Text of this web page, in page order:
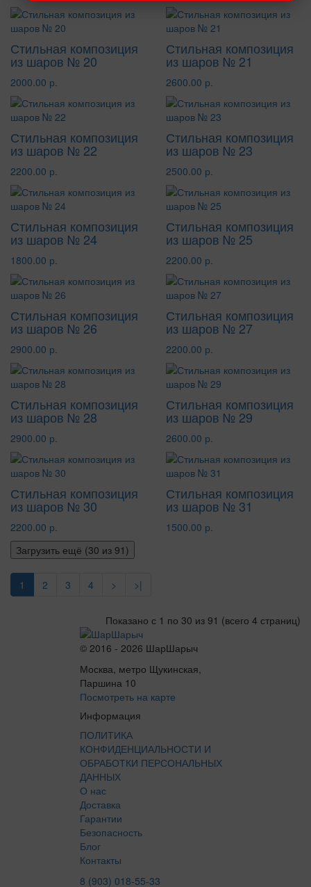
Стильная композиция
из шаров № 20
2000.00 р.
Стильная композиция
из шаров № 21
2600.00 р.
Стильная композиция
из шаров № 22
2200.00 р.
Стильная композиция
из шаров № 23
2500.00 р.
Стильная композиция
из шаров № 24
1800.00 р.
Стильная композиция
из шаров № 25
2200.00 р.
Стильная композиция
из шаров № 26
2900.00 р.
Стильная композиция
из шаров № 27
2200.00 р.
Стильная композиция
из шаров № 28
2900.00 р.
Стильная композиция
из шаров № 29
2600.00 р.
Стильная композиция
из шаров № 30
2200.00 р.
Стильная композиция
из шаров № 31
1500.00 р.
Загрузить ещё (30 из 91)
1 2 3 4 > >|
Показано с 1 по 30 из 91 (всего 4 страниц)
© 2016 - 2026 ШарШарыч
Москва, метро Щукинская,
Паршина 10
Посмотреть на карте
Информация
ПОЛИТИКА
КОНФИДЕНЦИАЛЬНОСТИ И
ОБРАБОТКИ ПЕРСОНАЛЬНЫХ
ДАННЫХ
О нас
Доставка
Гарантии
Безопасность
Блог
Контакты
8 (903) 018-55-33